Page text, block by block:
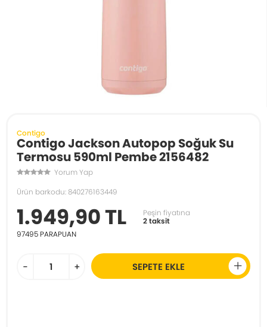
Contigo
Contigo Jackson Autopop Soğuk Su
Termosu 590ml Pembe 2156482
Yorum Yap
Ürün barkodu: 840276163449
1.949,90 TL
Peşin fiyatına
2 taksit
97495 PARAPUAN
- + SEPETE EKLE